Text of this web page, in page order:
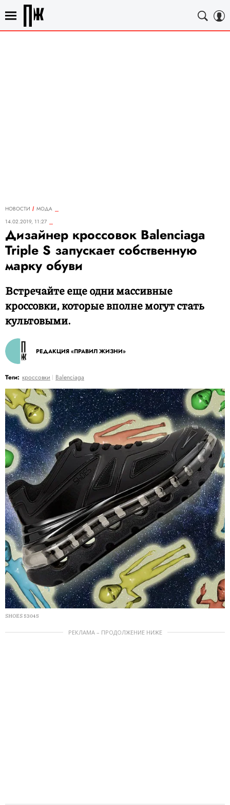
НОВОСТИ
МОДА
14.02.2019, 11:27
Дизайнер кроссовок Balenciaga
Triple S запускает собственную
марку обуви
Встречайте еще одни массивные
кроссовки, которые вполне могут стать
культовыми.
РЕДАКЦИЯ «ПРАВИЛ ЖИЗНИ»
Теги: кроссовки Balenciaga
SHOES 53045
РЕКЛАМА – ПРОДОЛЖЕНИЕ НИЖЕ